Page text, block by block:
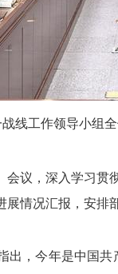
线工作领导小组
议， 深入学习贯
展情况汇报， 安排
出，今年是中国共